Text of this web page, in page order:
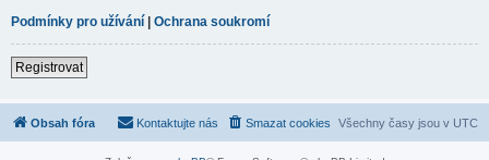
Podmínky pro užívání | Ochrana soukromí
Registrovat
Obsah fóra Všechny časy jsou v UTC
Smazat cookies
Kontaktujte nás